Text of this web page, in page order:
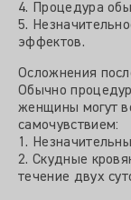
4. Процедура
5.
эффектов.
Осложнения
Обычно
женщины могут
самочувствием:
1.
2. Скудные
течение двух